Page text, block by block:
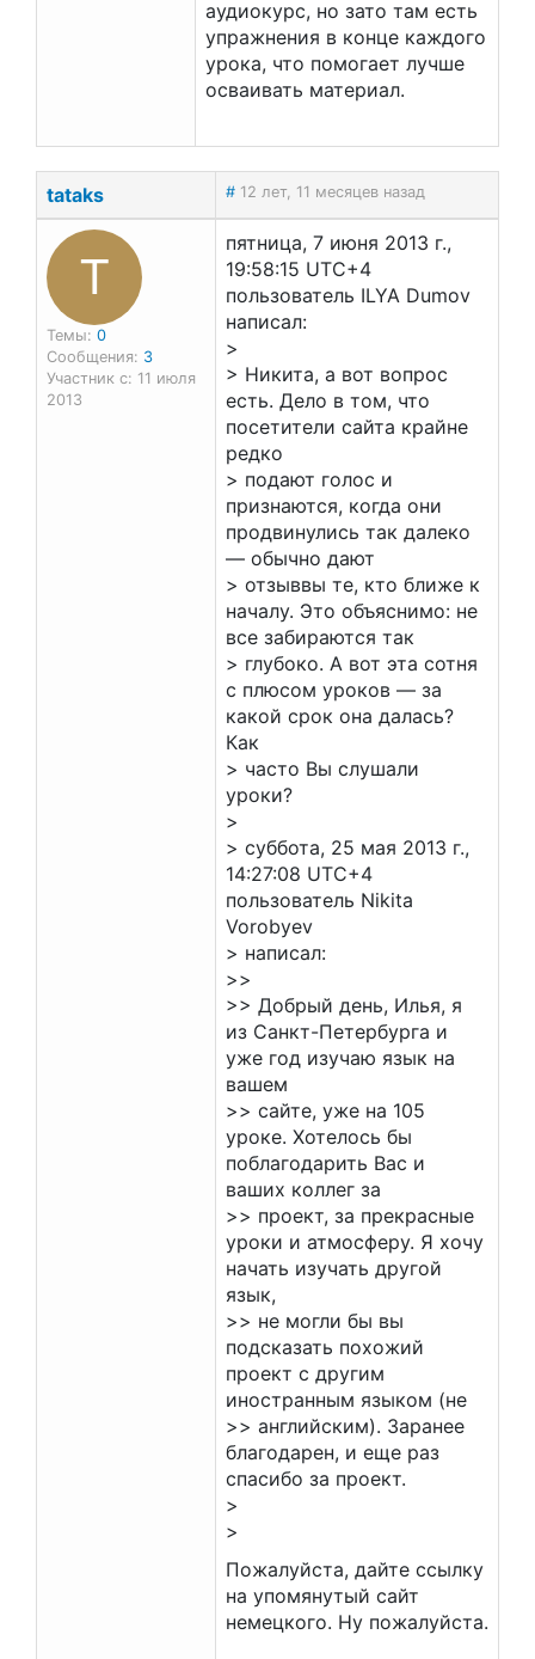
аудиокурс, но зато там есть
упражнения в конце каждого
урока, что помогает лучше
осваивать материал.
tataks # 12 лет, 11 месяцев назад
T
Темы: 0
Сообщения: 3
Участник с: 11 июля
2013
пятница, 7 июня 2013 г.,
19:58:15 UTC+4
пользователь ILYA Dumov
написал:
>
> Никита, а вот вопрос
есть. Дело в том, что
посетители сайта крайне
редко
> подают голос и
признаются, когда они
продвинулись так далеко
— обычно дают
> отзыввы те, кто ближе к
началу. Это объяснимо: не
все забираются так
> глубоко. А вот эта сотня
с плюсом уроков — за
какой срок она далась?
Как
> часто Вы слушали
уроки?
>
> суббота, 25 мая 2013 г.,
14:27:08 UTC+4
пользователь Nikita
Vorobyev
> написал:
>>
>> Добрый день, Илья, я
из Санкт-Петербурга и
уже год изучаю язык на
вашем
>> сайте, уже на 105
уроке. Хотелось бы
поблагодарить Вас и
ваших коллег за
>> проект, за прекрасные
уроки и атмосферу. Я хочу
начать изучать другой
язык,
>> не могли бы вы
подсказать похожий
проект с другим
иностранным языком (не
>> английским). Заранее
благодарен, и еще раз
спасибо за проект.
>
>
Пожалуйста, дайте ссылку
на упомянутый сайт
немецкого. Ну пожалуйста.